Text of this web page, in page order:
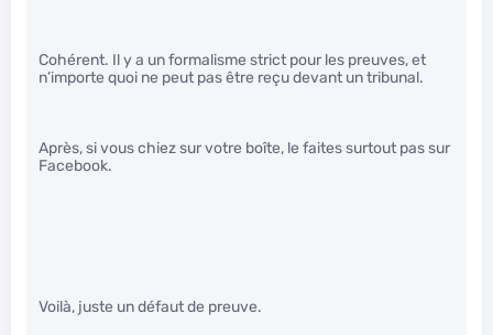
Cohérent. Il y a un formalisme strict pour les preuves, et
n’importe quoi ne peut pas être reçu devant un tribunal.
Après, si vous chiez sur votre boîte, le faites surtout pas sur
Facebook.
Voilà, juste un défaut de preuve.